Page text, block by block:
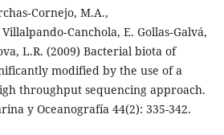
M.A.,
E. Gollas‑Galvá,
L.R. (2009) Bacterial biota of
modified by the use of a
throughput sequencing approach.
y Oceanografía 44(2): 335-342.